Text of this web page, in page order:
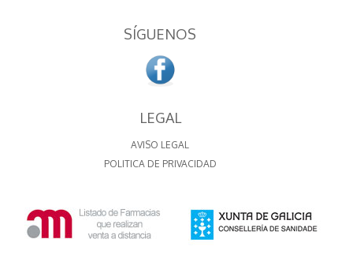
SÍGUENOS
LEGAL
AVISO LEGAL
POLITICA DE PRIVACIDAD